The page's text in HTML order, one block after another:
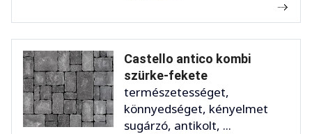
Castello antico kombi
szürke-fekete
természetességet,
könnyedséget, kényelmet
sugárzó, antikolt, ...